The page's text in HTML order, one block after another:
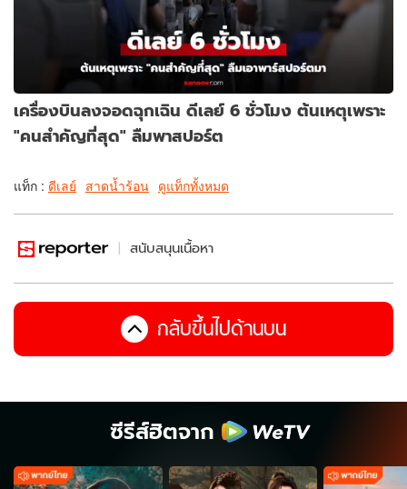
เครื่องบินลงจอดฉุกเฉิน ดีเลย์ 6 ชั่วโมง ต้นเหตุเพราะ
"คนสำคัญที่สุด" ลืมพาสปอร์ต
แท็ก : ดีเลย์ สาดน้ำร้อน ดูแท็กทั้งหมด
สนับสนุนเนื้อหา
กลับขึ้นไปด้านบน
ซีรีส์ฮิตจาก